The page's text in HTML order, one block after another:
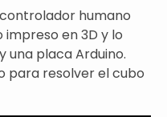
humano
en 3D y lo
una placa Arduino.
para resolver el cubo